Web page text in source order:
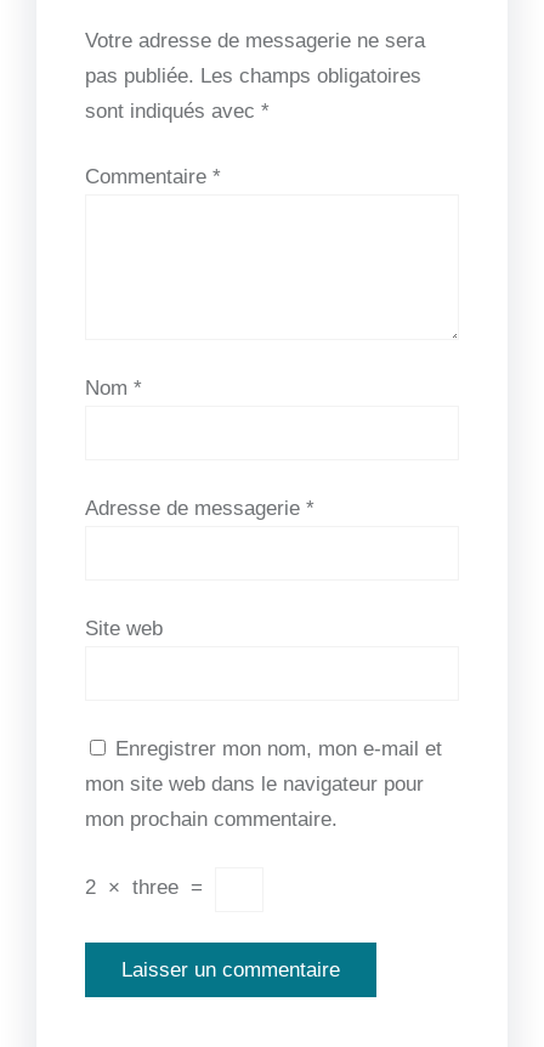
Votre adresse de messagerie ne sera
pas publiée. Les champs obligatoires
sont indiqués avec *
Commentaire *
Nom *
Adresse de messagerie *
Site web
Enregistrer mon nom, mon e-mail et
mon site web dans le navigateur pour
mon prochain commentaire.
2 × three =